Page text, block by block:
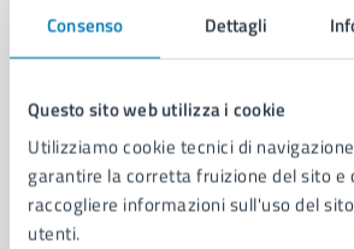
Consenso Dettagli
Questo sito web utilizza i cookie
Utilizziamo cookie tecnici di
garantire la corretta fruizione del sito e
raccogliere informazioni sull'uso del
utenti.
Comune di Napoli
AMMINISTRAZIONE
Aree amministrative
Organi di governo
Municipalità